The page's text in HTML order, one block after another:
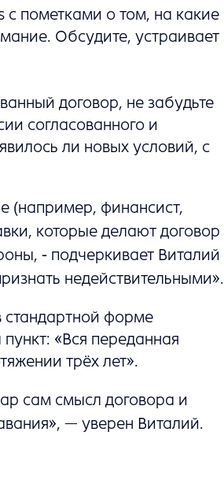
с пометками о том, на какие
Обсудите, устраивает
договор, не забудьте
согласованного и
ли новых условий, с
(например, финансист,
которые делают договор
- подчеркивает Виталий
недействительными».
стандартной форме
«Вся переданная
трёх лет».
сам смысл договора и
— уверен Виталий.